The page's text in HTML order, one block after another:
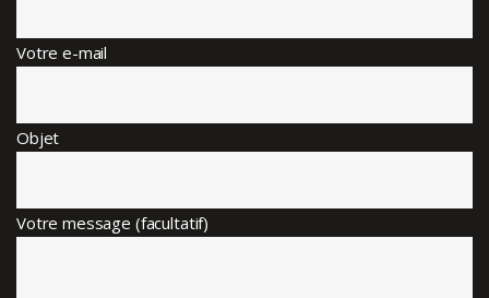
Votre e-mail
Objet
Votre message (facultatif)